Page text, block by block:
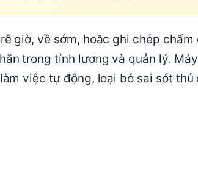
giờ, về sớm, hoặc ghi chép
trong tính lương và quản lý.
việc tự động, loại bỏ sai sót